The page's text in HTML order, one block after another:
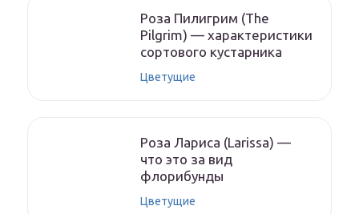
Роза Пилигрим (The
Pilgrim) — характеристики
сортового кустарника
Цветущие
Роза Лариса (Larissa) —
что это за вид
флорибунды
Цветущие